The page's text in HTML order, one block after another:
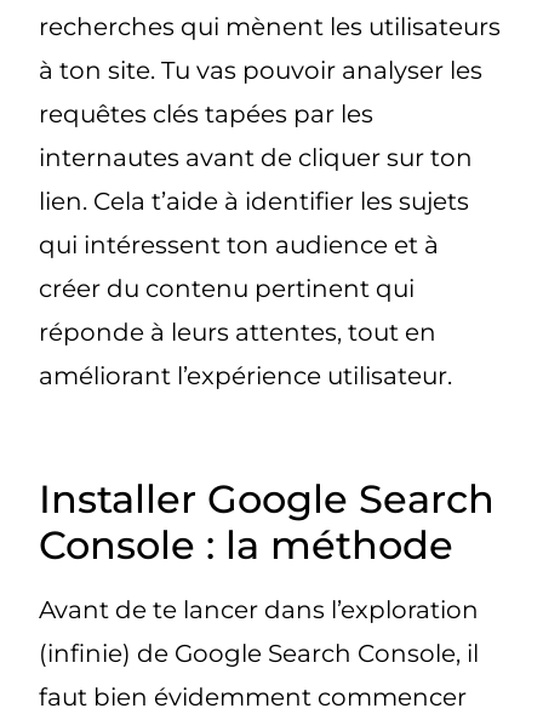
recherches qui mènent les utilisateurs
à ton site. Tu vas pouvoir analyser les
requêtes clés tapées par les
internautes avant de cliquer sur ton
lien. Cela t’aide à identifier les sujets
qui intéressent ton audience et à
créer du contenu pertinent qui
réponde à leurs attentes, tout en
améliorant l’expérience utilisateur.
Installer Google Search
Console : la méthode
Avant de te lancer dans l’exploration
(infinie) de Google Search Console, il
faut bien évidemment commencer